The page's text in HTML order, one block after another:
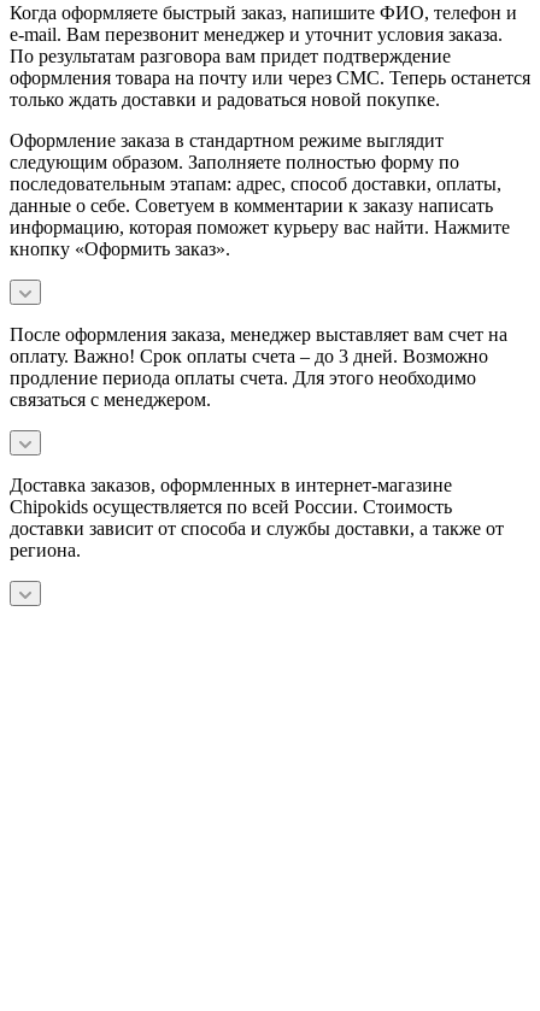
Когда оформляете быстрый заказ, напишите ФИО, телефон и
e-mail. Вам перезвонит менеджер и уточнит условия заказа.
По результатам разговора вам придет подтверждение
оформления товара на почту или через СМС. Теперь останется
только ждать доставки и радоваться новой покупке.
Оформление заказа в стандартном режиме выглядит
следующим образом. Заполняете полностью форму по
последовательным этапам: адрес, способ доставки, оплаты,
данные о себе. Советуем в комментарии к заказу написать
информацию, которая поможет курьеру вас найти. Нажмите
кнопку «Оформить заказ».
После оформления заказа, менеджер выставляет вам счет на
оплату. Важно! Срок оплаты счета – до 3 дней. Возможно
продление периода оплаты счета. Для этого необходимо
связаться с менеджером.
Доставка заказов, оформленных в интернет-магазине
Chipokids осуществляется по всей России. Стоимость
доставки зависит от способа и службы доставки, а также от
региона.